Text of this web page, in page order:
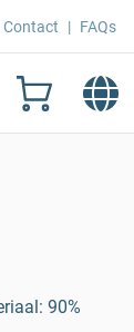
Contact | FAQs
90%